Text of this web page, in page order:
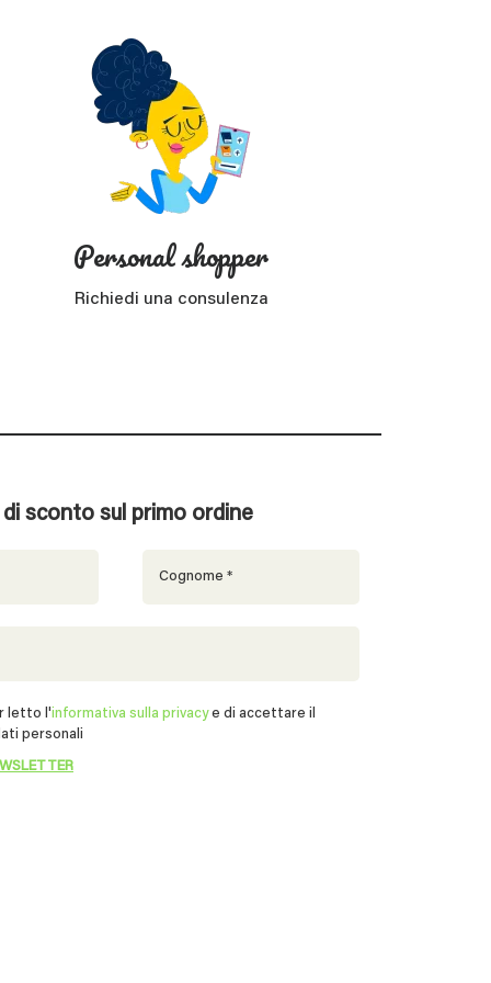
Personal shopper
Richiedi una consulenza
di sconto sul primo ordine
letto l'informativa sulla privacye di accettare il
personali